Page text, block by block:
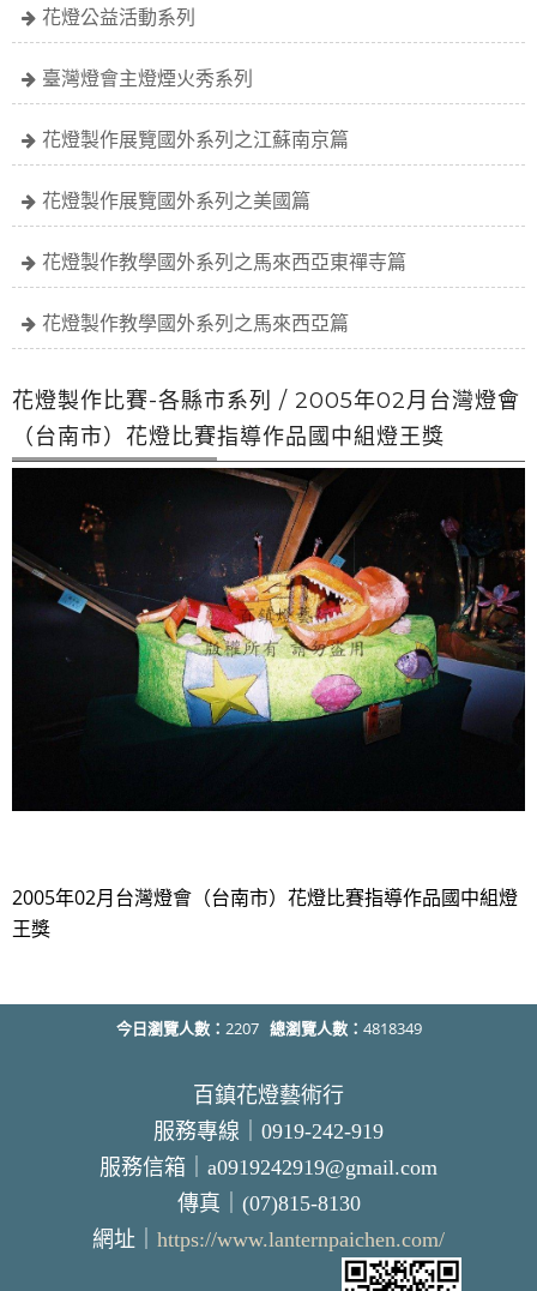
花燈公益活動系列
臺灣燈會主燈煙火秀系列
花燈製作展覽國外系列之江蘇南京篇
花燈製作展覽國外系列之美國篇
花燈製作教學國外系列之馬來西亞東禪寺篇
花燈製作教學國外系列之馬來西亞篇
花燈製作比賽-各縣市系列 / 2005年02月台灣燈會
（台南市）花燈比賽指導作品國中組燈王獎
2005年02月台灣燈會（台南市）花燈比賽指導作品國中組燈
王獎
今日瀏覽人數： 2207 總瀏覽人數： 4818349
百鎮花燈藝術行
服務專線｜0919-242-919
服務信箱｜a0919242919@gmail.com
傳真｜(07)815-8130
網址｜ https://www.lanternpaichen.com/